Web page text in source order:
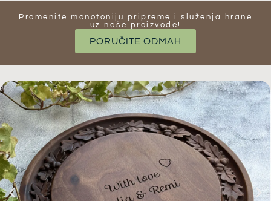
Promenite monotoniju pripreme i služenja hrane
uz naše proizvode​!
PORUČITE ODMAH